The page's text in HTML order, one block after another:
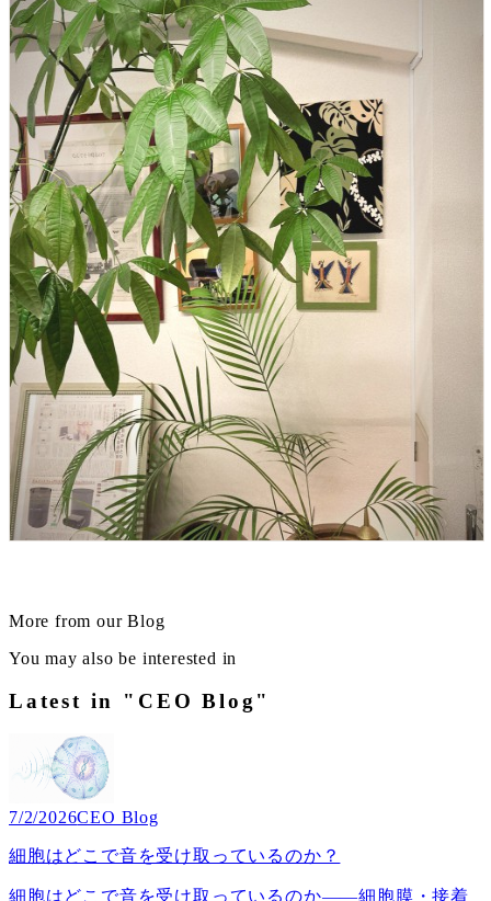
More from our Blog
You may also be interested in
Latest in "CEO Blog"
7/2/2026CEO Blog
細胞はどこで音を受け取っているのか？
細胞はどこで音を受け取っているのか――細胞膜・接着